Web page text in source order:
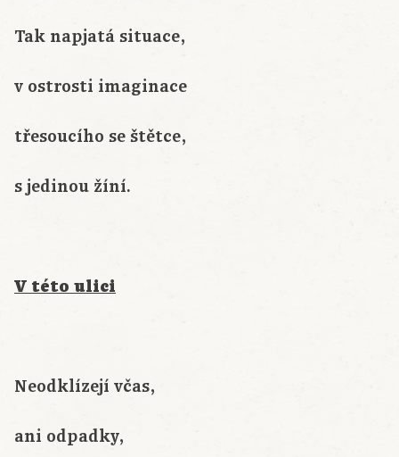
Tak napjatá situace,
v ostrosti imaginace
třesoucího se štětce,
s jedinou žíní.
V této ulici
Neodklízejí včas,
ani odpadky,